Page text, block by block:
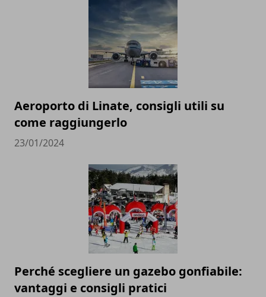
Aeroporto di Linate, consigli utili su
come raggiungerlo
23/01/2024
Perché scegliere un gazebo gonfiabile:
vantaggi e consigli pratici